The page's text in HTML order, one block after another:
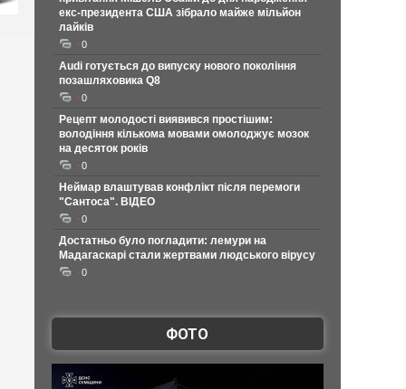
екс-президента США зібрало майже мільйон
лайків
0
Audi готується до випуску нового покоління
позашляховика Q8
0
Рецепт молодості виявився простішим:
володіння кількома мовами омолоджує мозок
на десяток років
0
Неймар влаштував конфлікт після перемоги
"Сантоса". ВІДЕО
0
Достатньо було погладити: лемури на
Мадагаскарі стали жертвами людського вірусу
0
ФОТО